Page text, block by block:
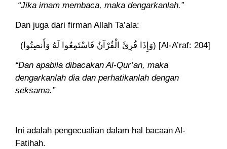
“Jika imam membaca, maka dengarkanlah.”
Dan juga dari firman Allah Ta’ala:
(وَإِذَا قُرِئَ الْقُرْآنُ فَاسْتَمِعُوا لَهُ وَأَنصِتُوا) [Al-A’raf: 204]
“Dan apabila dibacakan Al-Qur’an, maka
dengarkanlah dia dan perhatikanlah dengan
seksama.”
Ini adalah pengecualian dalam hal bacaan Al-
Fatihah.